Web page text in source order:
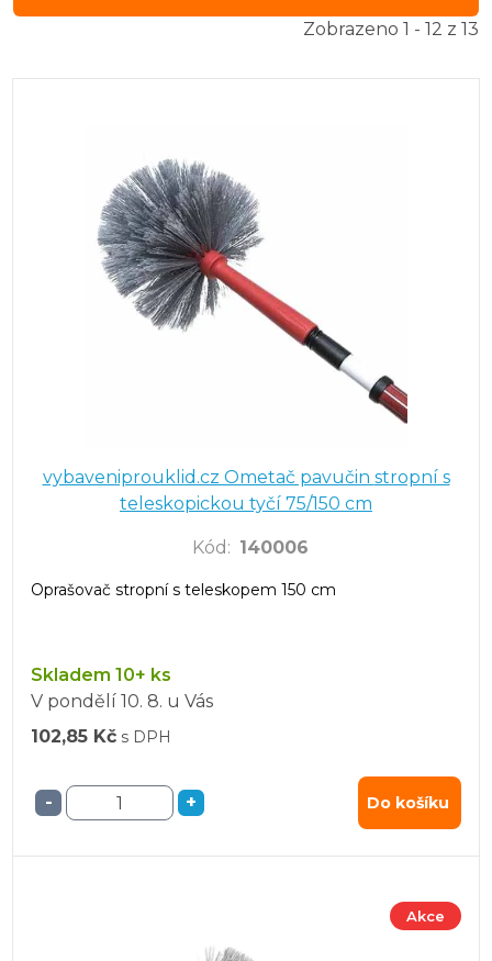
Zobrazeno 1 - 12 z 13
vybaveniprouklid.cz Ometač pavučin stropní s
teleskopickou tyčí 75/150 cm
Kód : 140006
Oprašovač stropní s teleskopem 150 cm
Skladem 10+ ks
V pondělí 10. 8. u Vás
102,85 Kč s DPH
- + Do košíku
Akce